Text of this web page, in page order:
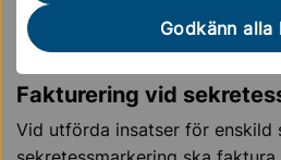
Godkänn alla
personnumret. Skriv inte ut
personuppgifter på fakturan.
Fakturering vid
Vid utförda insatser för enskild